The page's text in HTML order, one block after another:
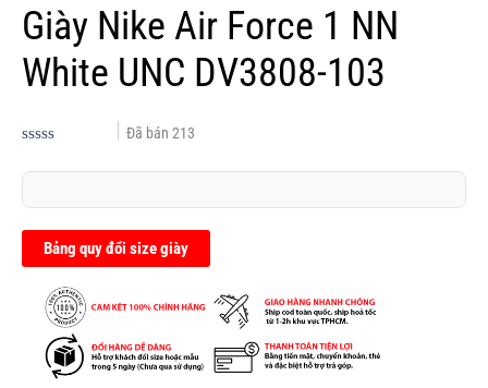
Giày Nike Air Force 1 NN
White UNC DV3808-103
xếp
0.0
sao
Đã bán 213
Bảng quy đổi size giày